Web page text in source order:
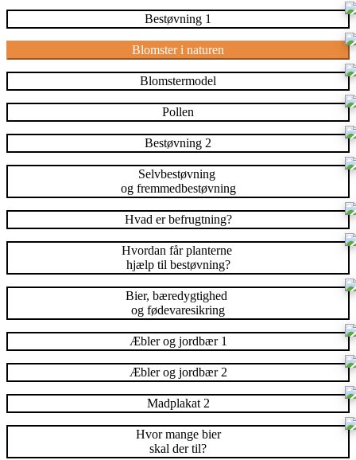
Bestøvning 1
Blomster i naturen
Blomstermodel
Pollen
Bestøvning 2
Selvbestøvning
og fremmedbestøvning
Hvad er befrugtning?
Hvordan får planterne
hjælp til bestøvning?
Bier, bæredygtighed
og fødevaresikring
Æbler og jordbær 1
Æbler og jordbær 2
Madplakat 2
Hvor mange bier
skal der til?